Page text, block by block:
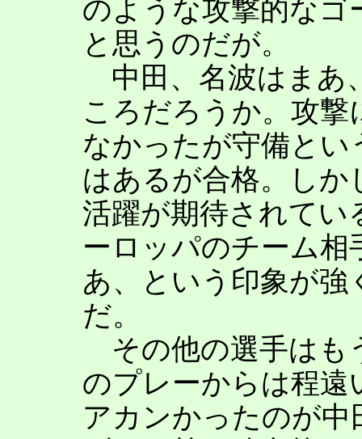
のような攻撃的なゴ
と思うのだが。
中田、名波はまあ
ころだろうか。攻
なかったが守備と
はあるが合格。しか
活躍が期待されてい
ーロッパのチーム
あ、という印象が
だ。
その他の選手はも
のプレーからは程
アカンかったのが中